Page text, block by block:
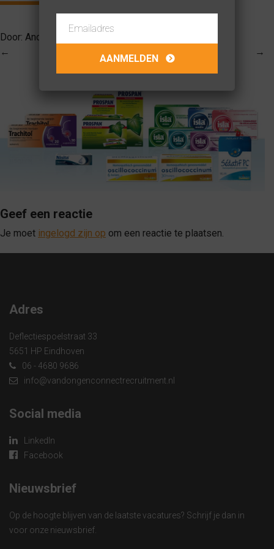
Door: Anouk van Dongen
←
→
Geef een reactie
Je moet ingelogd zijn op om een reactie te plaatsen.
Adres
Deflectiespoelstraat 33
5651 HP Eindhoven
06 - 4680 9686
info@vandongenconnectrecruitment.nl
Social media
LinkedIn
Facebook
Nieuwsbrief
Op de hoogte blijven van de laatste vacatures? Schrijf je dan in
voor onze nieuwsbrief.